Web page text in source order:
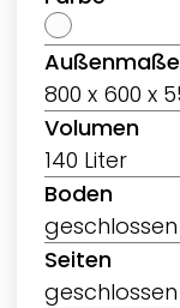
Außenmaße
800 x 600 x
Volumen
140 Liter
Boden
geschlossen
Seiten
geschlossen